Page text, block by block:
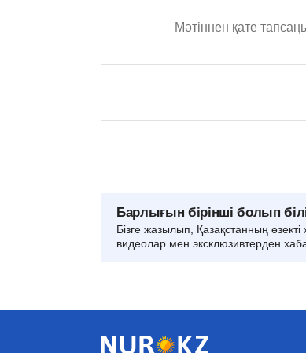
Мәтіннен қате
Барлығын бірінші болып
Бізге жазылып, Қазақстанның
видеолар мен эксклюзивтерден